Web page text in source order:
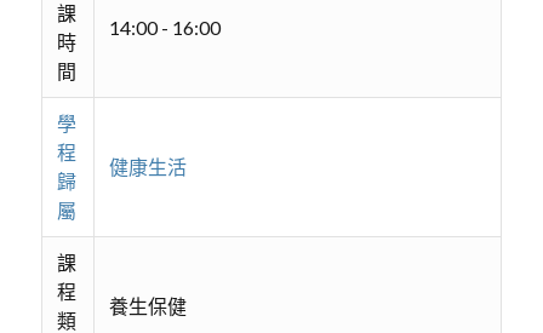
課
時
間
14:00 - 16:00
學
程
歸
屬
健康生活
課
程
類
養生保健